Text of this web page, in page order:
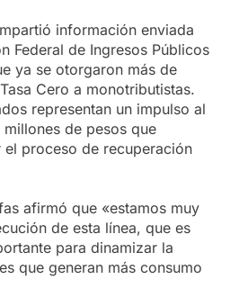
información enviada
Federal de Ingresos Públicos
ya se otorgaron más de
Cero a monotributistas.
representan un impulso al
de pesos que
el proceso de recuperación
afirmó que «estamos muy
de esta línea, que es
para dinamizar la
que generan más consumo